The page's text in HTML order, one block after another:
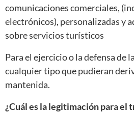
comunicaciones comerciales,
electrónicos), personalizadas y
sobre servicios turísticos
Para el ejercicio o la defensa de
cualquier tipo que pudieran
mantenida.
¿Cuál es la legitimación para el